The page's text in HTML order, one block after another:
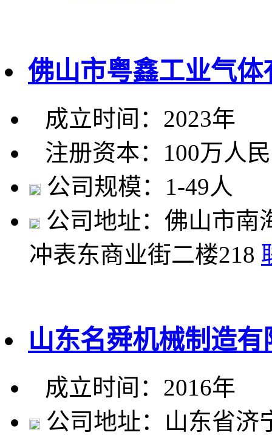
佛山市粤鑫工业气体
成立时间：2023年
注册资本：100万人
公司规模：1-49人
公司地址：佛山市南
冲表东商业街二楼218
山东名舜机械制造有
成立时间：2016年
公司地址：山东省济